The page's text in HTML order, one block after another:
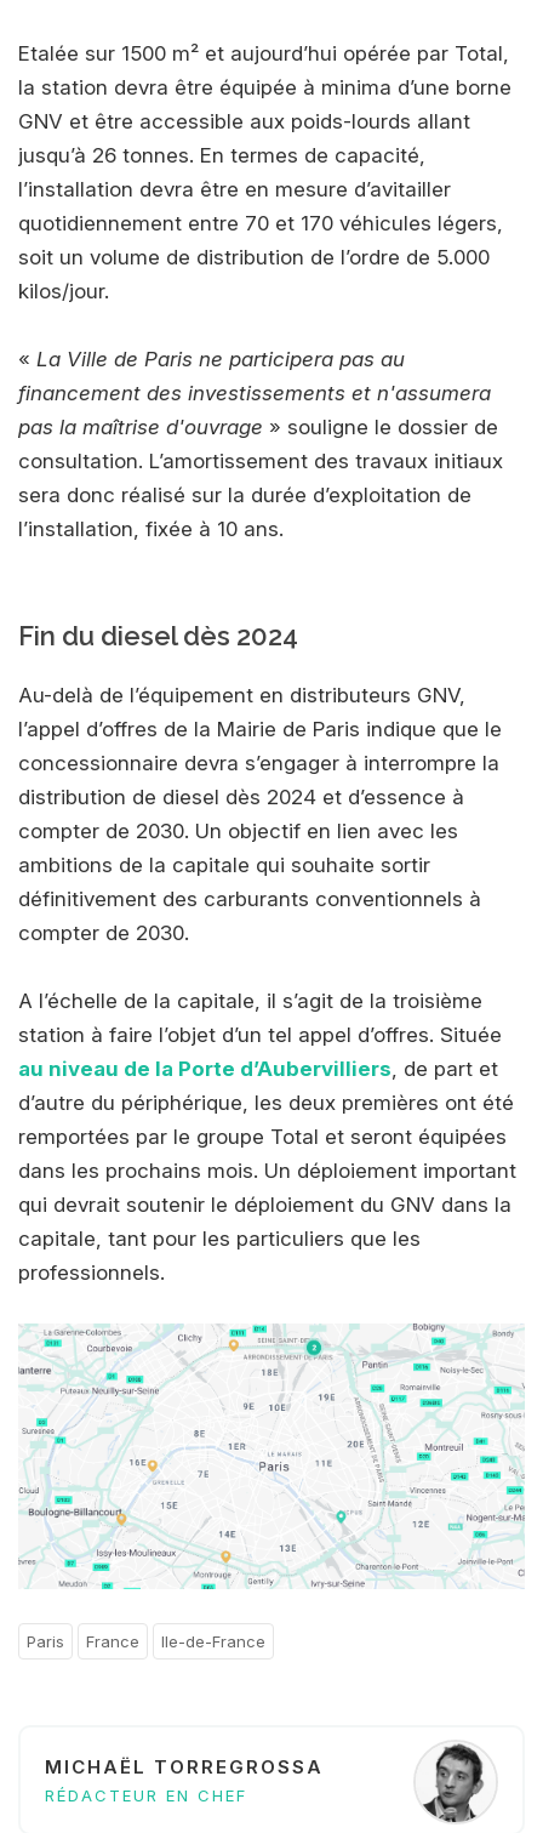
Etalée sur 1500 m² et aujourd’hui opérée par Total,
la station devra être équipée à minima d’une borne
GNV et être accessible aux poids-lourds allant
jusqu’à 26 tonnes. En termes de capacité,
l’installation devra être en mesure d’avitailler
quotidiennement entre 70 et 170 véhicules légers,
soit un volume de distribution de l’ordre de 5.000
kilos/jour.
« La Ville de Paris ne participera pas au
financement des investissements et n'assumera
pas la maîtrise d'ouvrage » souligne le dossier de
consultation. L’amortissement des travaux initiaux
sera donc réalisé sur la durée d’exploitation de
l’installation, fixée à 10 ans.
Fin du diesel dès 2024
Au-delà de l’équipement en distributeurs GNV,
l’appel d’offres de la Mairie de Paris indique que le
concessionnaire devra s’engager à interrompre la
distribution de diesel dès 2024 et d’essence à
compter de 2030. Un objectif en lien avec les
ambitions de la capitale qui souhaite sortir
définitivement des carburants conventionnels à
compter de 2030.
A l’échelle de la capitale, il s’agit de la troisième
station à faire l’objet d’un tel appel d’offres. Située
au niveau de la Porte d’Aubervilliers, de part et
d’autre du périphérique, les deux premières ont été
remportées par le groupe Total et seront équipées
dans les prochains mois. Un déploiement important
qui devrait soutenir le déploiement du GNV dans la
capitale, tant pour les particuliers que les
professionnels.
Paris France Ile-de-France
MICHAËL TORREGROSSA
RÉDACTEUR EN CHEF